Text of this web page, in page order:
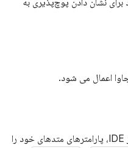
نشان دادن پوچ‌پذیری به
اعمال می شود.
برای دریافت هشدارهای زمان کامپایل از IDE، پارامترهای متدهای خود را